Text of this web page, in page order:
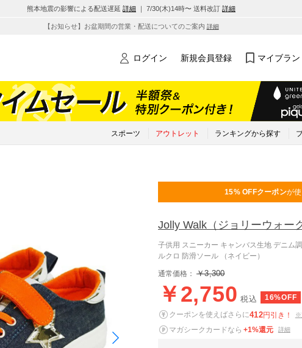
熊本地震の影響による配送遅延 詳細 ｜ 7/30(木)14時〜 送料改訂 詳細
【お知らせ】お盆期間の営業・配送についてのご案内 詳細
ログイン 新規会員登録 マイブラン
スポーツ アウトレット ランキングから探す
15% OFFクーポンが
Jolly Walk （ジョリーウォー
子供用 スニーカー キャンバス生地 デニム
ルクロ 防滑ソール （ネイビー）
通常価格： ￥3,300
￥2,750 税込 16%OFF
クーポンを使えばさらに412円引き！ ※
マガシークカードなら +1%還元 詳細